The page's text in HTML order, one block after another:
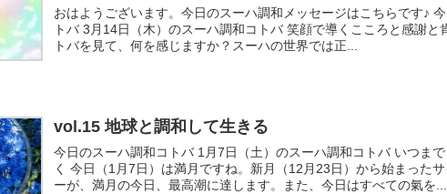
おはようございます。今日のスーハ調和メッセージはこちらです♪ 今日のスーハ調和コ
トバ 3月14日（木）のスーハ調和コトバ 笑顔で導くこころと感謝と肯定のことば 調和コ
トバを見て、何を感じますか？スーハの世界では正...
vol.15 地球と調和して生きる
今日のスーハ調和コトバ 1月7日（土）のスーハ調和コトバ いつまでも若く元氣で美し
く 今日（1月7日）は満月ですね。新月（12月23日）から始まったサイクルのエネルギ
ーが、満月の今日、最高潮に達します。また、今日はすべての氣を...